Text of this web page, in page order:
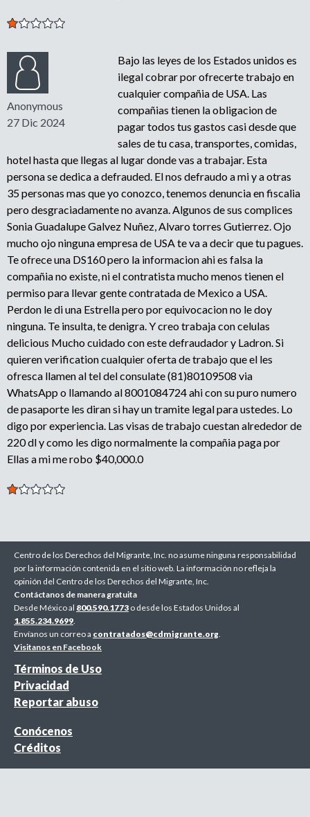
Anonymous
27 Dic 2024
Bajo las leyes de los Estados unidos es
ilegal cobrar por ofrecerte trabajo en
cualquier compañia de USA. Las
compañias tienen la obligacion de
pagar todos tus gastos casi desde que
sales de tu casa, transportes, comidas,
hotel hasta que llegas al lugar donde vas a trabajar. Esta
persona se dedica a defrauded. El nos defraudo a mi y a otras
35 personas mas que yo conozco, tenemos denuncia en fiscalia
pero desgraciadamente no avanza. Algunos de sus complices
Sonia Guadalupe Galvez Nuñez, Alvaro torres Gutierrez. Ojo
mucho ojo ninguna empresa de USA te va a decir que tu pagues.
Te ofrece una DS160 pero la informacion ahi es falsa la
compañia no existe, ni el contratista mucho menos tienen el
permiso para llevar gente contratada de Mexico a USA.
Perdon le di una Estrella pero por equivocacion no le doy
ninguna. Te insulta, te denigra. Y creo trabaja con celulas
delicious Mucho cuidado con este defraudador y Ladron. Si
quieren verification cualquier oferta de trabajo que el les
ofresca llamen al tel del consulate (81)80109508 via
WhatsApp o llamando al 8001084724 ahi con su puro numero
de pasaporte les diran si hay un tramite legal para ustedes. Lo
digo por experiencia. Las visas de trabajo cuestan alrededor de
220 dl y como les digo normalmente la compañia paga por
Ellas a mi me robo $40,000.0
Centro de los Derechos del Migrante, Inc. no asume ninguna responsabilidad
por la información contenida en el sitio web. La información no refleja la
opinión del Centro de los Derechos del Migrante, Inc.
Contáctanos de manera gratuita
Desde México al 800.590.1773 o desde los Estados Unidos al
1.855.234.9699
Envíanos un correo a contratados@cdmigrante.org
Visitanos en Facebook
Términos de Uso
Privacidad
Reportar abuso
Conócenos
Créditos